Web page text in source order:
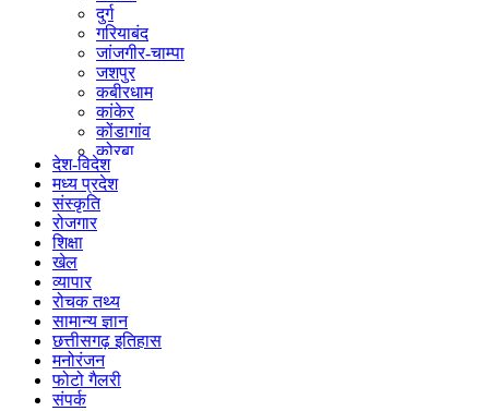
दुर्ग
गरियाबंद
जांजगीर-चाम्पा
जशपुर
कबीरधाम
कांकेर
कोंडागांव
कोरबा
कोरिया
महासमुंद
मुंगेली
नारायणपुर
सुकमा
सूरजपुर
सरगुजा
गौरेला पेंड्रा मरवाही
खैरागढ़-छुईखदान-गंडई
देश-विदेश
मध्य प्रदेश
संस्कृति
रोजगार
शिक्षा
खेल
व्यापार
रोचक तथ्य
सामान्य ज्ञान
छत्तीसगढ़ इतिहास
मनोरंजन
फोटो गैलरी
संपर्क